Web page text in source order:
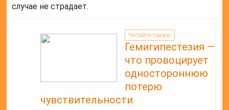
случае не страдает.
Читайте также:
Гемигипестезия —
что провоцирует
одностороннюю
потерю
чувствительности